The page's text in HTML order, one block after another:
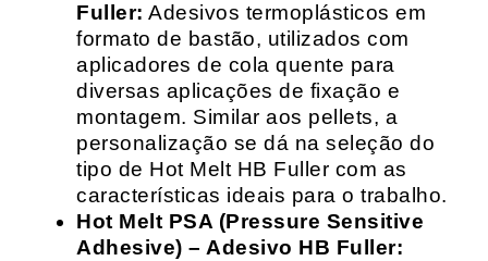
Fuller: Adesivos termoplásticos em
formato de bastão, utilizados com
aplicadores de cola quente para
diversas aplicações de fixação e
montagem. Similar aos pellets, a
personalização se dá na seleção do
tipo de Hot Melt HB Fuller com as
características ideais para o trabalho.
Hot Melt PSA (Pressure Sensitive
Adhesive) – Adesivo HB Fuller: